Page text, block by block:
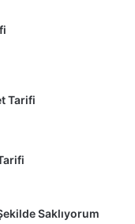
Tarifi
Saklıyorum